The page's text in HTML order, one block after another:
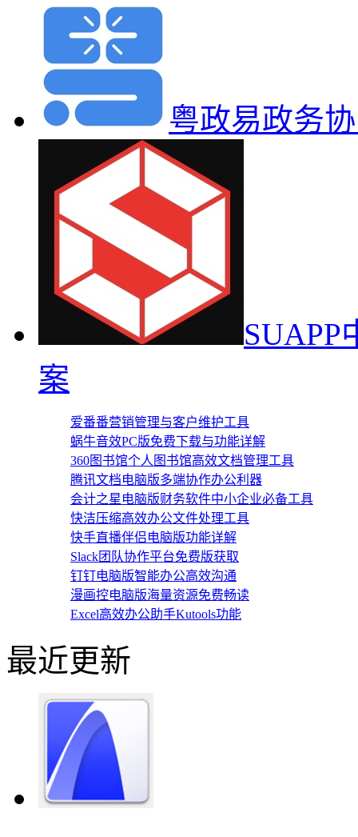
粤政易政务
SUAPP
案
爱番番营销管理与客户维护工具
蜗牛音效PC版免费下载与功能详解
360图书馆个人图书馆高效文档管理工具
腾讯文档电脑版多端协作办公利器
会计之星电脑版财务软件中小企业必备工具
快洁压缩高效办公文件处理工具
快手直播伴侣电脑版功能详解
Slack团队协作平台免费版获取
钉钉电脑版智能办公高效沟通
漫画控电脑版海量资源免费畅读
Excel高效办公助手Kutools功能
最近更新